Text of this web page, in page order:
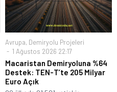
Avrupa, Demiryolu Projeleri
1 Ağustos 2026 22:17
Macaristan Demiryoluna %64
Destek: TEN-T’te 205 Milyar
Euro Açık